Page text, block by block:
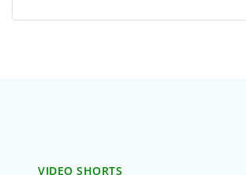
VIDEO SHORTS